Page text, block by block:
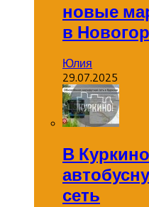
новые
в
Юлия
29.07.2025
В
сеть